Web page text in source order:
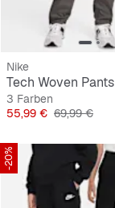
Nike
Tech Woven Pants
3 Farben
Preis
55,99 € Originalpreis
69,99 €
-20%